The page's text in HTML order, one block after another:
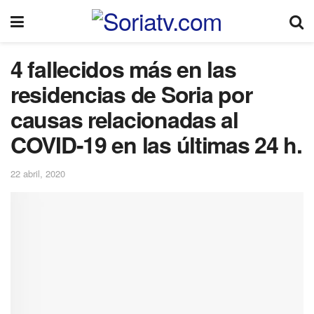
4 fallecidos más en las
residencias de Soria por
causas relacionadas al
COVID-19 en las últimas 24 h.
22 abril, 2020